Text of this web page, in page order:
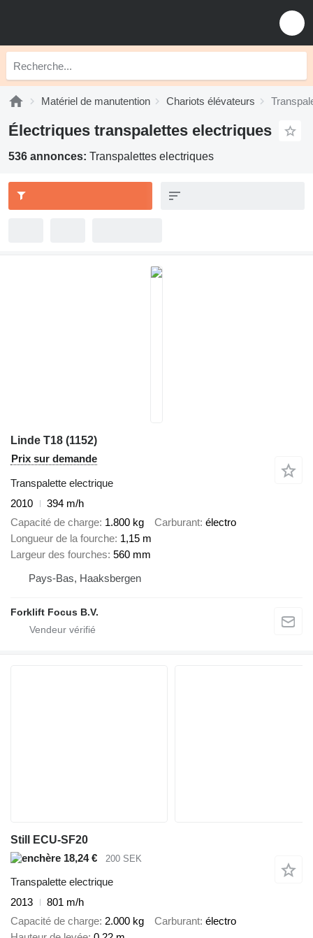
Matériel de manutention Chariots élévateurs
Électriques transpalettes electriques
536 annonces: Transpalettes electriques
Linde T18 (1152)
Prix sur demande
Transpalette electrique
2010
394 m/h
Capacité de charge 1.800 kg Carburant électro
Longueur de la fourche 1,15 m
Largeur des fourches 560 mm
Pays-Bas, Haaksbergen
Forklift Focus B.V.
Still ECU-SF20
18,24 €
200 SEK
Transpalette electrique
2013
801 m/h
Capacité de charge 2.000 kg Carburant électro